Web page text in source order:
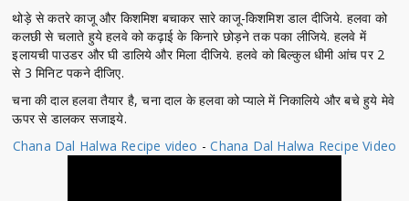
थोड़े से कतरे काजू और किशमिश बचाकर सारे काजू-किशमिश डाल दीजिये. हलवा को
कलछी से चलाते हुये हलवे को कढ़ाई के किनारे छोड़ने तक पका लीजिये. हलवे में
इलायची पाउडर और घी डालिये और मिला दीजिये. हलवे को बिल्कुल धीमी आंच पर 2
से 3 मिनिट पकने दीजिए.
चना की दाल हलवा तैयार है, चना दाल के हलवा को प्याले में निकालिये और बचे हुये मेवे
ऊपर से डालकर सजाइये.
Chana Dal Halwa Recipe video -Chana Dal Halwa Recipe Video